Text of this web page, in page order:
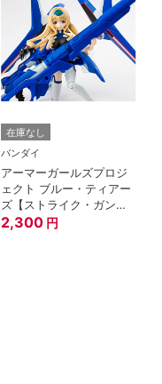
在庫なし
バンダイ
アーマーガールズプロジ
ェクト ブルー・ティアー
ズ【ストライク・ガンナ
ー】×セシリア・オルコ
2,300 円